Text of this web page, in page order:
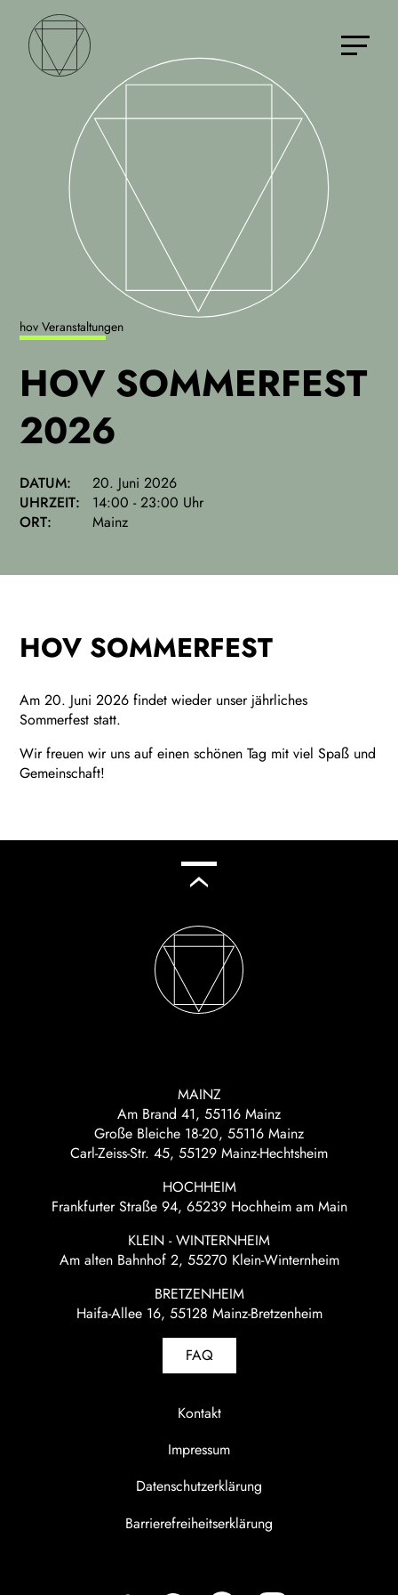
hov Veranstaltungen
HOV SOMMERFEST
2026
DATUM:
20. Juni 2026
UHRZEIT:
14:00 - 23:00 Uhr
ORT:
Mainz
HOV SOMMERFEST
Am 20. Juni 2026 findet wieder unser jährliches
Sommerfest statt.
Wir freuen wir uns auf einen schönen Tag mit viel Spaß und
Gemeinschaft!
MAINZ
Am Brand 41, 55116 Mainz
Große Bleiche 18-20, 55116 Mainz
Carl-Zeiss-Str. 45, 55129 Mainz-Hechtsheim
HOCHHEIM
Frankfurter Straße 94, 65239 Hochheim am Main
KLEIN - WINTERNHEIM
Am alten Bahnhof 2, 55270 Klein-Winternheim
BRETZENHEIM
Haifa-Allee 16, 55128 Mainz-Bretzenheim
FAQ
Kontakt
Impressum
Datenschutzerklärung
Barrierefreiheitserklärung